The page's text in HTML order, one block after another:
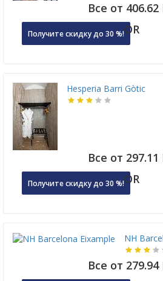
Все от 406.62
Получите скидку до 30 %!OR
Hesperia Barri Gòtic
Все от 297.11
Получите скидку до 30 %!OR
NH
Все от 279.94